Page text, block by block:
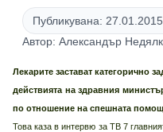
Публикувана: 27.01.2015
Автор: Александър
Лекарите застават категорично
действията на здравния
по отношение на спешната
Това каза в интервю за ТВ 7